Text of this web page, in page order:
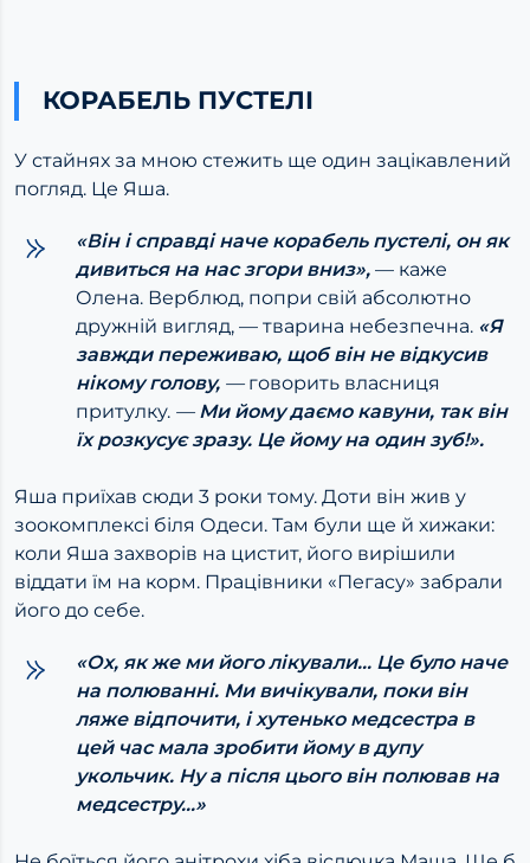
КОРАБЕЛЬ ПУСТЕЛІ
У стайнях за мною стежить ще один зацікавлений
погляд. Це Яша.
«Він і справді наче корабель пустелі, он як
дивиться на нас згори вниз», — каже
Олена. Верблюд, попри свій абсолютно
дружній вигляд, — тварина небезпечна. «Я
завжди переживаю, щоб він не відкусив
нікому голову, — говорить власниця
притулку. —Ми йому даємо кавуни, так він
їх розкусує зразу. Це йому на один зуб!».
Яша приїхав сюди 3 роки тому. Доти він жив у
зоокомплексі біля Одеси. Там були ще й хижаки:
коли Яша захворів на цистит, його вирішили
віддати їм на корм. Працівники «Пегасу» забрали
його до себе.
«Ох, як же ми його лікували… Це було наче
на полюванні. Ми вичікували, поки він
ляже відпочити, і хутенько медсестра в
цей час мала зробити йому в дупу
укольчик. Ну а після цього він полював на
медсестру…»